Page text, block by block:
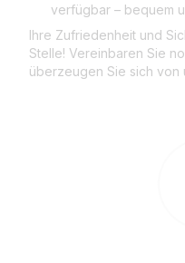
verfügbar – bequem
Ihre Zufriedenheit und
Stelle! Vereinbaren Sie
überzeugen Sie sich von